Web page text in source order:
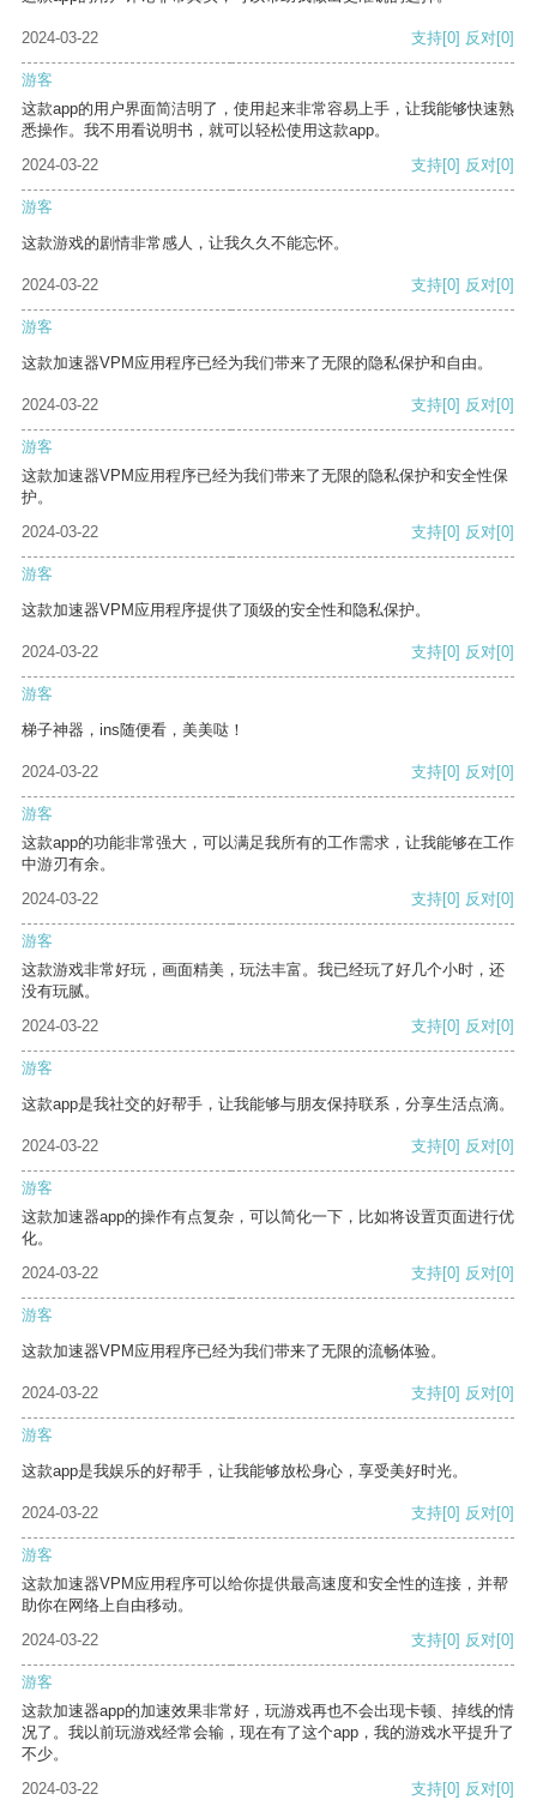
2024-03-22 支持[0] 反对[0]
游客
这款app的用户界面简洁明了，使用起来非常容易上手，让我能够快速熟
悉操作。我不用看说明书，就可以轻松使用这款app。
2024-03-22
支持[0] 反对[0]
游客
这款游戏的剧情非常感人，让我久久不能忘怀。
2024-03-22 支持[0] 反对[0]
游客
这款加速器VPM应用程序已经为我们带来了无限的隐私保护和自由。
2024-03-22 支持[0] 反对[0]
游客
这款加速器VPM应用程序已经为我们带来了无限的隐私保护和安全性保
护。
2024-03-22
支持[0] 反对[0]
游客
这款加速器VPM应用程序提供了顶级的安全性和隐私保护。
2024-03-22 支持[0] 反对[0]
游客
梯子神器，ins随便看，美美哒！
2024-03-22 支持[0] 反对[0]
游客
这款app的功能非常强大，可以满足我所有的工作需求，让我能够在工作
中游刃有余。
2024-03-22
支持[0] 反对[0]
游客
这款游戏非常好玩，画面精美，玩法丰富。我已经玩了好几个小时，还
没有玩腻。
2024-03-22
支持[0] 反对[0]
游客
这款app是我社交的好帮手，让我能够与朋友保持联系，分享生活点滴。
2024-03-22 支持[0] 反对[0]
游客
这款加速器app的操作有点复杂，可以简化一下，比如将设置页面进行优
化。
2024-03-22
支持[0] 反对[0]
游客
这款加速器VPM应用程序已经为我们带来了无限的流畅体验。
2024-03-22 支持[0] 反对[0]
游客
这款app是我娱乐的好帮手，让我能够放松身心，享受美好时光。
2024-03-22 支持[0] 反对[0]
游客
这款加速器VPM应用程序可以给你提供最高速度和安全性的连接，并帮
助你在网络上自由移动。
2024-03-22
支持[0] 反对[0]
游客
这款加速器app的加速效果非常好，玩游戏再也不会出现卡顿、掉线的情
况了。我以前玩游戏经常会输，现在有了这个app，我的游戏水平提升了
不少。
2024-03-22
支持[0] 反对[0]